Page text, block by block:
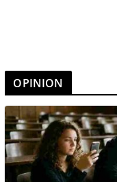
OPINION